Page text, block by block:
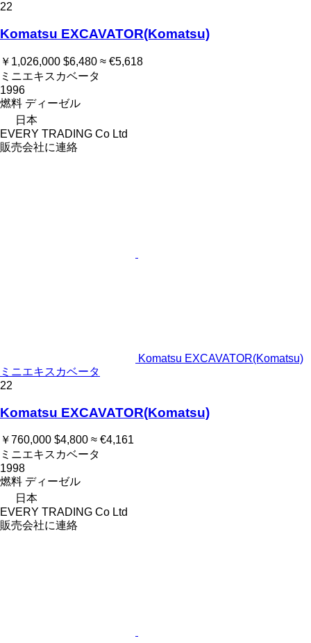
22
Komatsu EXCAVATOR(Komatsu)
￥1,026,000 $6,480 ≈ €5,618
ミニエキスカベータ
1996
燃料 ディーゼル
日本
EVERY TRADING Co Ltd
販売会社に連絡
Komatsu EXCAVATOR(Komatsu)
ミニエキスカベータ
22
Komatsu EXCAVATOR(Komatsu)
￥760,000 $4,800 ≈ €4,161
ミニエキスカベータ
1998
燃料 ディーゼル
日本
EVERY TRADING Co Ltd
販売会社に連絡